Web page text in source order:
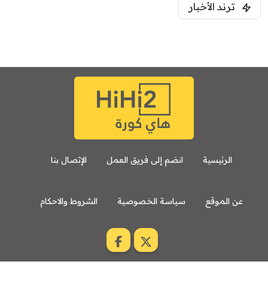
فرينتسفاروشي
8:00 م
مباراة ودية
ترند الأخبار
الرئيسية انضم إلى فريق العمل الإتصال بنا
عن الموقع سياسة الخصوصية الشروط والاحكام